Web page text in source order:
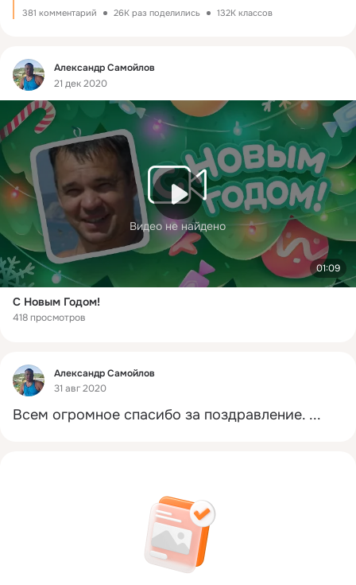
381 комментарий 26K раз поделились 132K классов
Фид
Александр Самойлов
21 дек 2020
01:09
Видео не найдено
С Новым Годом!
418 просмотров
Фид
Александр Самойлов
31 авг 2020
Всем огромное спасибо за поздравление. ...